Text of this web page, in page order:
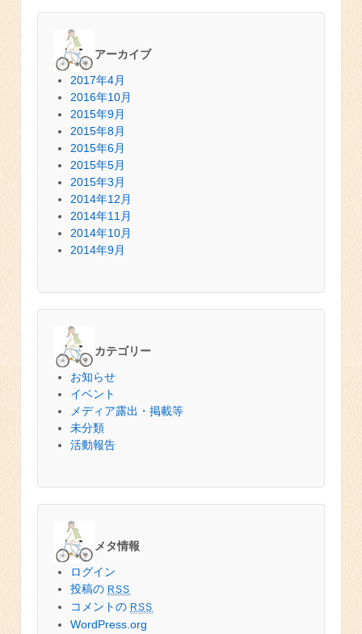
アーカイブ
2017年4月
2016年10月
2015年9月
2015年8月
2015年6月
2015年5月
2015年3月
2014年12月
2014年11月
2014年10月
2014年9月
カテゴリー
お知らせ
イベント
メディア露出・掲載等
未分類
活動報告
メタ情報
ログイン
投稿の RSS
コメントの RSS
WordPress.org